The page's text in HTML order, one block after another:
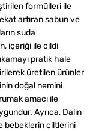
formülleri ile
artıran sabun ve
suda
içeriği ile cildi
pratik hale
üretilen ürünler
doğal nemini
amacı ile
Ayrıca, Dalin
bebeklerin ciltlerini